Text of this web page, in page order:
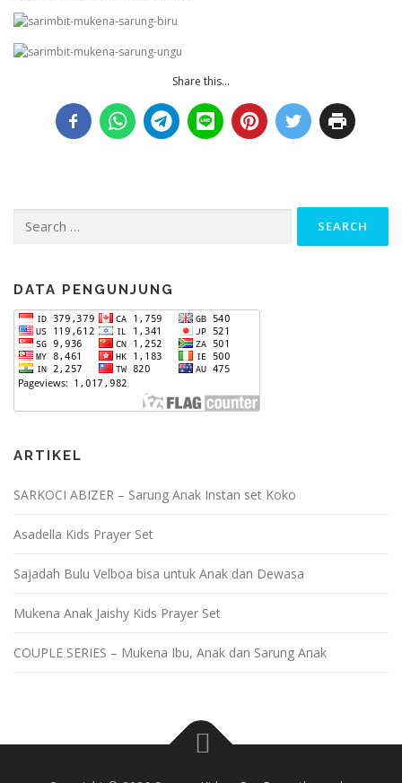
Share this...
for:
DATA PENGUNJUNG
ARTIKEL
SARKOCI ABIZER – Sarung Anak Instan set Koko
Asadella Kids Prayer Set
Sajadah Bulu Velboa bisa untuk Anak dan Dewasa
Mukena Anak Jaishy Kids Prayer Set
COUPLE SERIES – Mukena Ibu, Anak dan Sarung Anak